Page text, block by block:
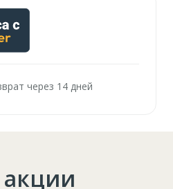
через 14 дней